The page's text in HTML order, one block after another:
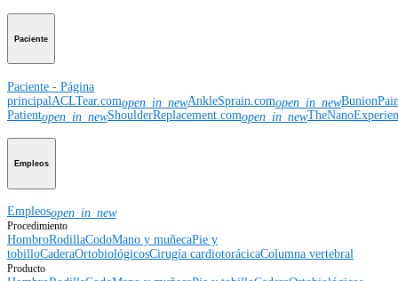
Paciente
Paciente - Página
principal ACLTear.comopen_in_newAnkleSprain.comopen_in_new
Patientopen_in_newShoulderReplacement.comopen_in_new
Empleos
Empleosopen_in_new
Procedimiento
HombroRodillaCodoMano y muñecaPie y
tobilloCaderaOrtobiológicosCirugía cardiotorácicaColumna vertebral
Producto